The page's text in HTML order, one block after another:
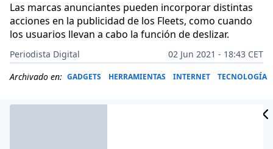
Las marcas anunciantes pueden incorporar distintas
acciones en la publicidad de los Fleets, como cuando
los usuarios llevan a cabo la función de deslizar.
Periodista Digital
02 Jun 2021 - 18:43 CET
Archivado en: GADGETS HERRAMIENTAS INTERNET TECNOLOGÍA